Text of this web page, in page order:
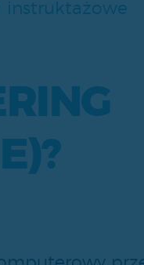
instruktażowe